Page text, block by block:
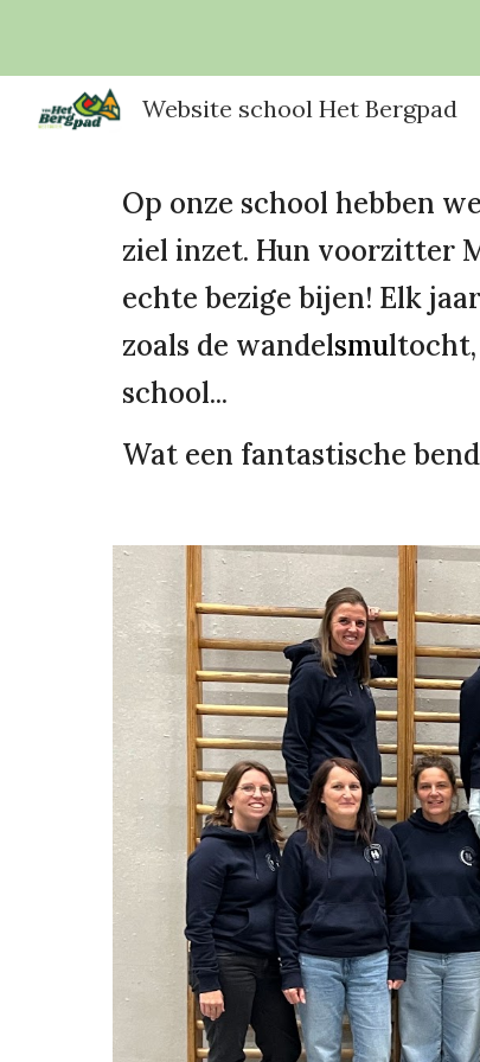
Website school Het Bergpad
Op onze school hebben
ziel inzet. Hun voorzitter
echte bezige bijen! Elk
zoals de wandelsmultocht,
school...
Wat een fantastische